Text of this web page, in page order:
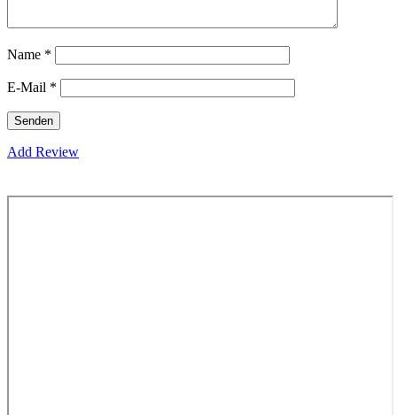
Name *
E-Mail *
Add Review